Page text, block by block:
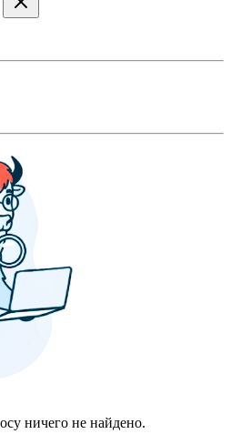
ничего не найдено.